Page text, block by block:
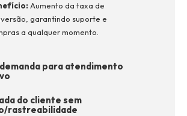
Aumento da taxa de
garantindo suporte e
a qualquer momento.
para atendimento
do cliente sem
rastreabilidade